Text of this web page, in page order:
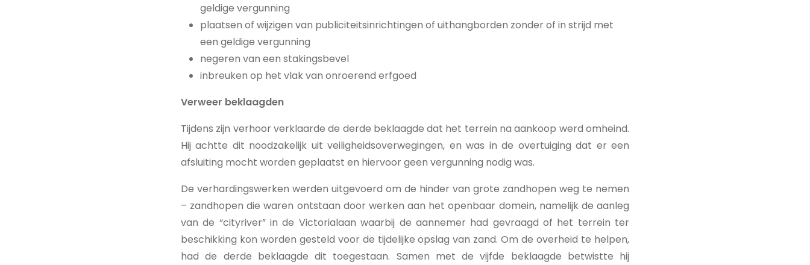
geldige vergunning
plaatsen of wijzigen van publiciteitsinrichtingen of uithangborden zonder of in strijd met
een geldige vergunning
negeren van een stakingsbevel
inbreuken op het vlak van onroerend erfgoed
Verweer beklaagden
Tijdens zijn verhoor verklaarde de derde beklaagde dat het terrein na aankoop werd omheind.
Hij achtte dit noodzakelijk uit veiligheidsoverwegingen, en was in de overtuiging dat er een
afsluiting mocht worden geplaatst en hiervoor geen vergunning nodig was.
De verhardingswerken werden uitgevoerd om de hinder van grote zandhopen weg te nemen
– zandhopen die waren ontstaan door werken aan het openbaar domein, namelijk de aanleg
van de “cityriver” in de Victorialaan waarbij de aannemer had gevraagd of het terrein ter
beschikking kon worden gesteld voor de tijdelijke opslag van zand. Om de overheid te helpen,
had de derde beklaagde dit toegestaan. Samen met de vijfde beklaagde betwistte hij